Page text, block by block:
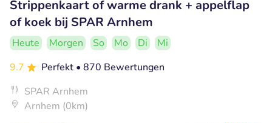
Strippenkaart of warme drank + appelflap
of koek bij SPAR Arnhem
Heute Morgen So Mo Di
Mi
9.7
Perfekt • 870 Bewertungen
SPAR Arnhem
Arnhem (0km)